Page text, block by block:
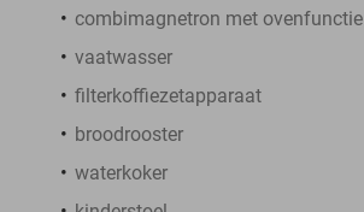
combimagnetron met ovenfunctie
vaatwasser
filterkoffiezetapparaat
broodrooster
waterkoker